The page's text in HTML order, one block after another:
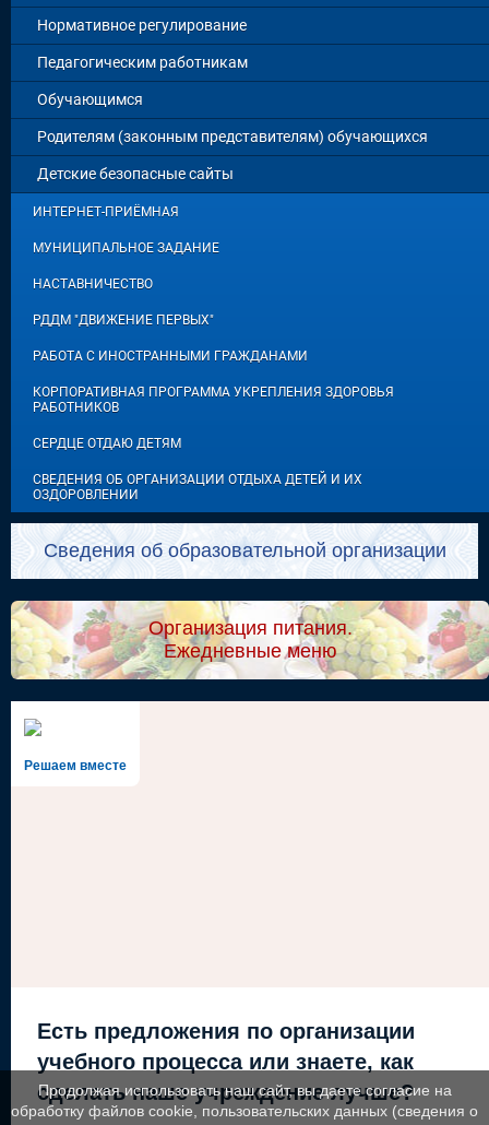
Нормативное регулирование
Педагогическим работникам
Обучающимся
Родителям (законным представителям) обучающихся
Детские безопасные сайты
ИНТЕРНЕТ-ПРИЁМНАЯ
МУНИЦИПАЛЬНОЕ ЗАДАНИЕ
НАСТАВНИЧЕСТВО
РДДМ "ДВИЖЕНИЕ ПЕРВЫХ"
РАБОТА С ИНОСТРАННЫМИ ГРАЖДАНАМИ
КОРПОРАТИВНАЯ ПРОГРАММА УКРЕПЛЕНИЯ ЗДОРОВЬЯ
РАБОТНИКОВ
СЕРДЦЕ ОТДАЮ ДЕТЯМ
СВЕДЕНИЯ ОБ ОРГАНИЗАЦИИ ОТДЫХА ДЕТЕЙ И ИХ
ОЗДОРОВЛЕНИИ
Сведения об образовательной организации
Организация питания.
Ежедневные меню
Решаем вместе
Есть предложения по организации
учебного процесса или знаете, как
сделать наше учреждение лучше?
Продолжая использовать наш сайт, вы даете согласие на
обработку файлов cookie, пользовательских данных (сведения о